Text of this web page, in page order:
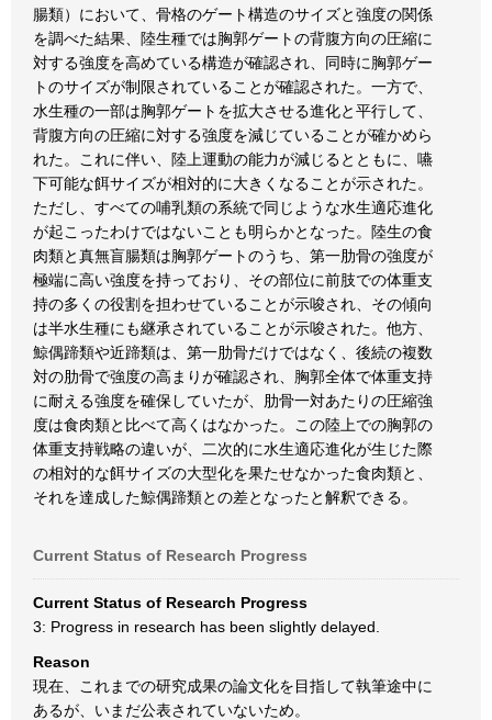
腸類）において、骨格のゲート構造のサイズと強度の関係
を調べた結果、陸生種では胸郭ゲートの背腹方向の圧縮に
対する強度を高めている構造が確認され、同時に胸郭ゲー
トのサイズが制限されていることが確認された。一方で、
水生種の一部は胸郭ゲートを拡大させる進化と平行して、
背腹方向の圧縮に対する強度を減じていることが確かめら
れた。これに伴い、陸上運動の能力が減じるとともに、嚥
下可能な餌サイズが相対的に大きくなることが示された。
ただし、すべての哺乳類の系統で同じような水生適応進化
が起こったわけではないことも明らかとなった。陸生の食
肉類と真無盲腸類は胸郭ゲートのうち、第一肋骨の強度が
極端に高い強度を持っており、その部位に前肢での体重支
持の多くの役割を担わせていることが示唆され、その傾向
は半水生種にも継承されていることが示唆された。他方、
鯨偶蹄類や近蹄類は、第一肋骨だけではなく、後続の複数
対の肋骨で強度の高まりが確認され、胸郭全体で体重支持
に耐える強度を確保していたが、肋骨一対あたりの圧縮強
度は食肉類と比べて高くはなかった。この陸上での胸郭の
体重支持戦略の違いが、二次的に水生適応進化が生じた際
の相対的な餌サイズの大型化を果たせなかった食肉類と、
それを達成した鯨偶蹄類との差となったと解釈できる。
Current Status of Research Progress
Current Status of Research Progress
3: Progress in research has been slightly delayed.
Reason
現在、これまでの研究成果の論文化を目指して執筆途中に
あるが、いまだ公表されていないため。